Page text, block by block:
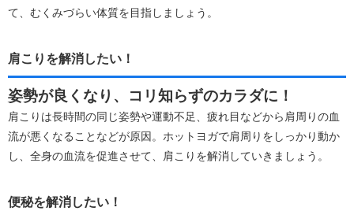
て、むくみづらい体質を目指しましょう。
肩こりを解消したい！
姿勢が良くなり、コリ知らずのカラダに！
肩こりは長時間の同じ姿勢や運動不足、疲れ目などから肩周りの血
流が悪くなることなどが原因。ホットヨガで肩周りをしっかり動か
し、全身の血流を促進させて、肩こりを解消していきましょう。
便秘を解消したい！